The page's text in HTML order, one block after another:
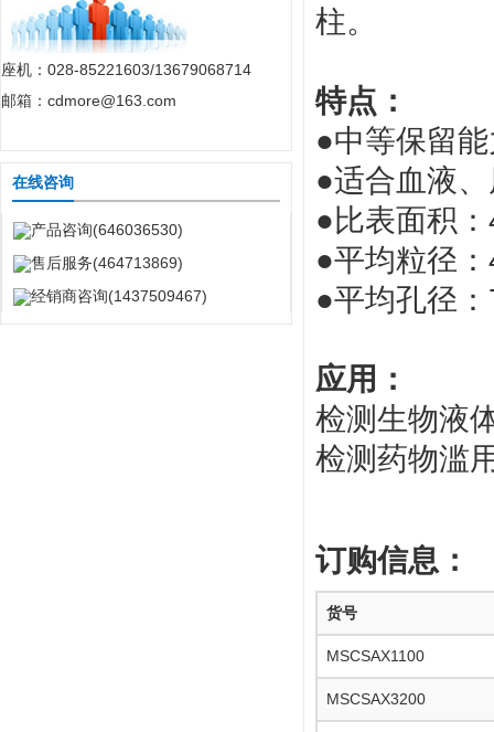
座机：028-85221603/13679068714
邮箱：cdmore@163.com
在线咨询
产品咨询(646036530)
售后服务(464713869)
经销商咨询(1437509467)
柱。
特点：
●中等保留
●适合血液
●比表面积
●平均粒径
●平均孔径
应用：
检测生物液
检测药物滥
订购信息：
货号
MSCSAX1100
MSCSAX3200